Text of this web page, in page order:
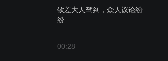
钦差大人驾到，众人议论纷
纷
00:28